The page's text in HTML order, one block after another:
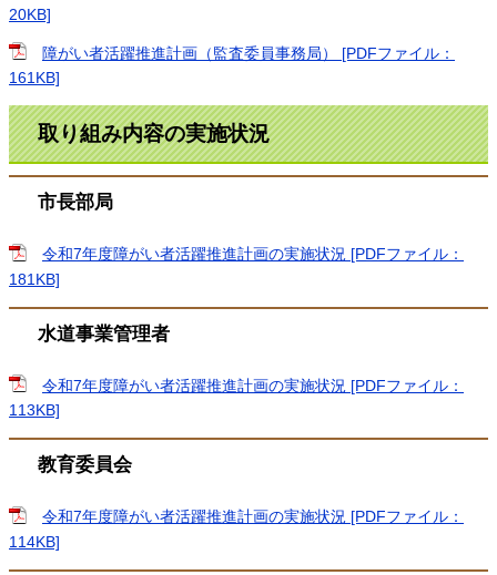
20KB]
障がい者活躍推進計画（監査委員事務局） [PDFファイル：
161KB]
取り組み内容の実施状況
市長部局
令和7年度障がい者活躍推進計画の実施状況 [PDFファイル：
181KB]
水道事業管理者
令和7年度障がい者活躍推進計画の実施状況 [PDFファイル：
113KB]
教育委員会
令和7年度障がい者活躍推進計画の実施状況 [PDFファイル：
114KB]